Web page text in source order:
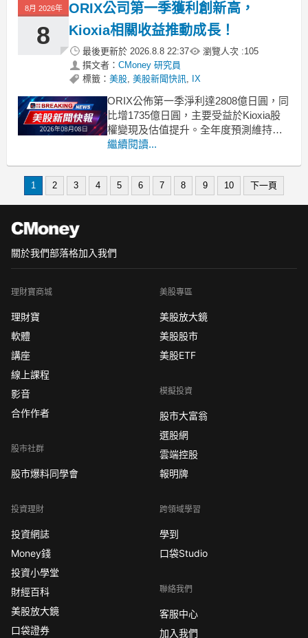
8月 2026年
8
ORIX公司第一季獲利創新高，
Kioxia相關收益推動成長！
最後更新於 2026.8.8 22:37 瀏覽人次 :105
撰文者： CMoney 研究員
標籤： 美股, 美股新聞快訊, IX
ORIX公佈第一季淨利達2808億日圓，同
比增1735億日圓，主要受益於Kioxia股
權變現及估值提升。全年度預測維持在
5300億日圓。 .badgeprice-container {
gap: 1rem !im
繼續閱讀...
1 2 3 4 5 6 7 8 9 10 下一頁
關於我們部落格加入我們
理財寶商城
理財寶
軟體
講座
線上課程
影音
合作作者
股市社群
股市爆料同學會
投資理財
投資網誌
Money錢
投資小學堂
財經百科
美股放大鏡
口袋證券
美股專區
美股放大鏡
美股股市
美股ETF
模擬投資
股市大富翁
選股網
雲端控股
報明牌
跨領域學習
學到
口袋Studio
聯絡我們
客服中心
加入我們